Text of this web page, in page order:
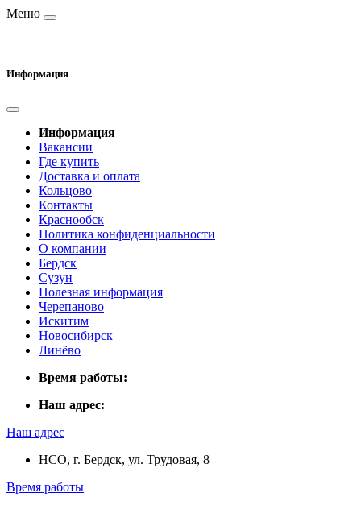
Меню
Информация
Информация
Вакансии
Где купить
Доставка и оплата
Кольцово
Контакты
Краснообск
Политика конфиденциальности
О компании
Бердск
Сузун
Полезная информация
Черепаново
Искитим
Новосибирск
Линёво
Время работы:
Наш адрес:
Наш адрес
НСО, г. Бердск, ул. Трудовая, 8
Время работы